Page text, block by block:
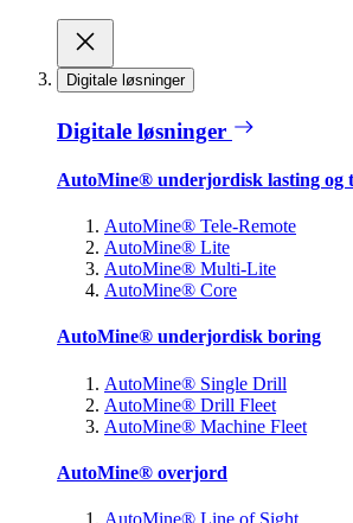
Digitale løsninger
Digitale løsninger
AutoMine® underjordisk lasting og
AutoMine® Tele-Remote
AutoMine® Lite
AutoMine® Multi-Lite
AutoMine® Core
AutoMine® underjordisk boring
AutoMine® Single Drill
AutoMine® Drill Fleet
AutoMine® Machine Fleet
AutoMine® overjord